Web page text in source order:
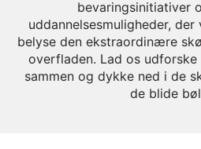
bevaringsinitiativer
uddannelsesmuligheder,
belyse den ekstraordinære
overfladen. Lad os udforske
sammen og dykke ned i de
de blide